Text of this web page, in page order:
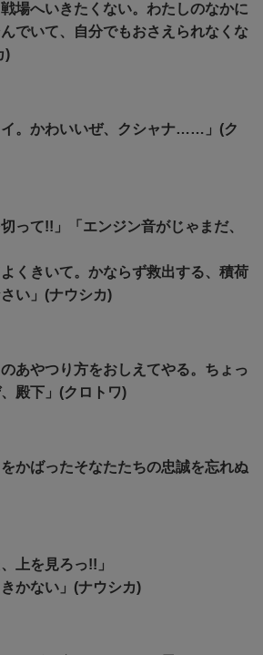
戦場へいきたくない。わたしのなかに
でいて、自分でもおさえられなくな
)
イ。かわいいぜ、クシャナ……」(ク
って!!」「エンジン音がじゃまだ、
よくきいて。かならず救出する、積荷
い」(ナウシカ)
のあやつり方をおしえてやる。ちょっ
殿下」(クロトワ)
をかばったそなたたちの忠誠を忘れぬ
上を見ろっ!!」
かない」(ナウシカ)